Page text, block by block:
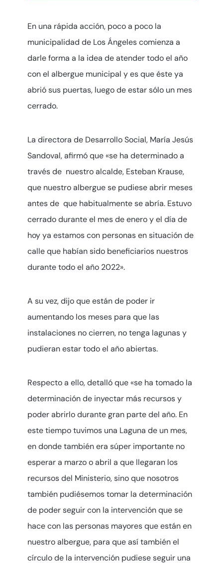
En una rápida acción, poco a poco la
municipalidad de Los Ángeles comienza a
darle forma a la idea de atender todo el año
con el albergue municipal y es que éste ya
abrió sus puertas, luego de estar sólo un mes
cerrado.
La directora de Desarrollo Social, María Jesús
Sandoval, afirmó que «se ha determinado a
través de nuestro alcalde, Esteban Krause,
que nuestro albergue se pudiese abrir meses
antes de que habitualmente se abría. Estuvo
cerrado durante el mes de enero y el día de
hoy ya estamos con personas en situación de
calle que habían sido beneficiarios nuestros
durante todo el año 2022».
A su vez, dijo que están de poder ir
aumentando los meses para que las
instalaciones no cierren, no tenga lagunas y
pudieran estar todo el año abiertas.
Respecto a ello, detalló que «se ha tomado la
determinación de inyectar más recursos y
poder abrirlo durante gran parte del año. En
este tiempo tuvimos una Laguna de un mes,
en donde también era súper importante no
esperar a marzo o abril a que llegaran los
recursos del Ministerio, sino que nosotros
también pudiésemos tomar la determinación
de poder seguir con la intervención que se
hace con las personas mayores que están en
nuestro albergue, para que así también el
círculo de la intervención pudiese seguir una